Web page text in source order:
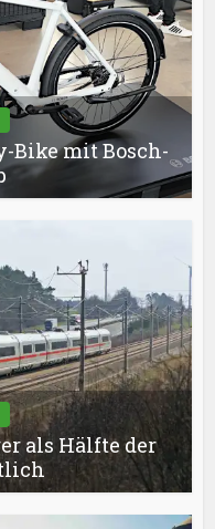
Bike mit Bosch-
als Hälfte der